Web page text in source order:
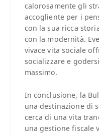
calorosamente gli
accogliente per i
con la sua ricca
con la modernità.
vivace vita sociale
socializzare e
massimo.
In conclusione, la
una destinazione di
cerca di una vita
una gestione fiscale